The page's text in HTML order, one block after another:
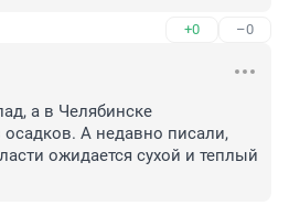
+0 –0
а в Челябинске
А недавно писали,
ожидается сухой и теплый